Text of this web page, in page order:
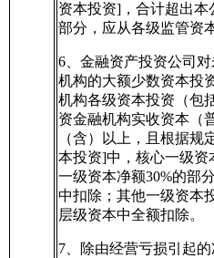
资本投资]，合计超出本
部分，应从各级监管资
6、金融资产投资公司
机构的大额少数资本投
机构各级资本投资（包
资金融机构实收资本（
（含）以上，且根据规
本投资]中，核心一级
一级资本净额30%的部
中扣除；其他一级资本
层级资本中全额扣除。
7、除由经营亏损引起